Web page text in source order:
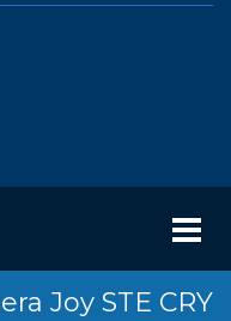
Joy STE CRY